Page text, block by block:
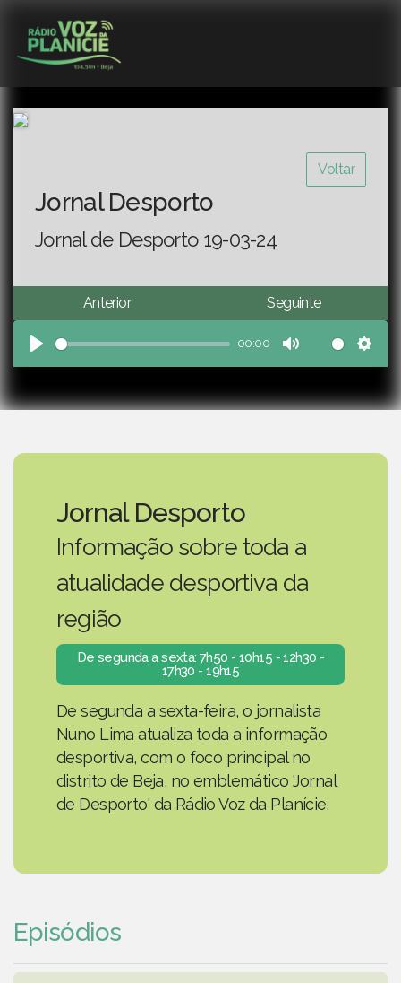
Voltar
Jornal Desporto
Jornal de Desporto 19-03-24
Anterior Seguinte
Play
00:00
Mute
Jornal Desporto
Informação sobre toda a
atualidade desportiva da
região
De segunda a sexta: 7h50 - 10h15 - 12h30 -
17h30 - 19h15
De segunda a sexta-feira, o jornalista
Nuno Lima atualiza toda a informação
desportiva, com o foco principal no
distrito de Beja, no emblemático 'Jornal
de Desporto' da Rádio Voz da Planície.
Episódios